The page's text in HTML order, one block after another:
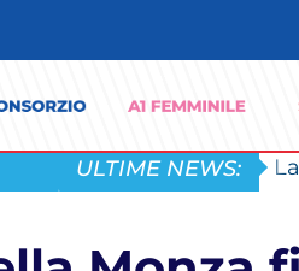
ULTIME NEWS: